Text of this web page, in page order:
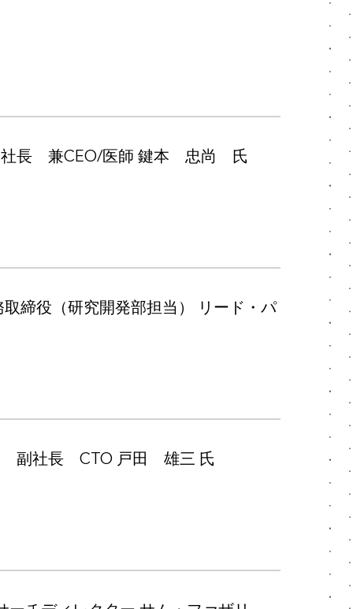
社長 兼CEO/医師 鍵本 忠尚 氏
締役（研究開発部担当） リード・パ
副社長 CTO 戸田 雄三 氏